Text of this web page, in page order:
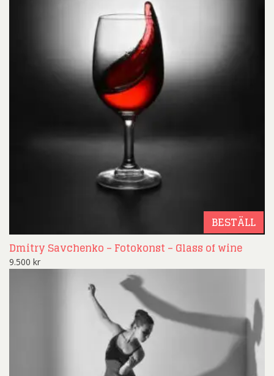
BESTÄLL
Dmitry Savchenko – Fotokonst – Glass of wine
9.500 kr